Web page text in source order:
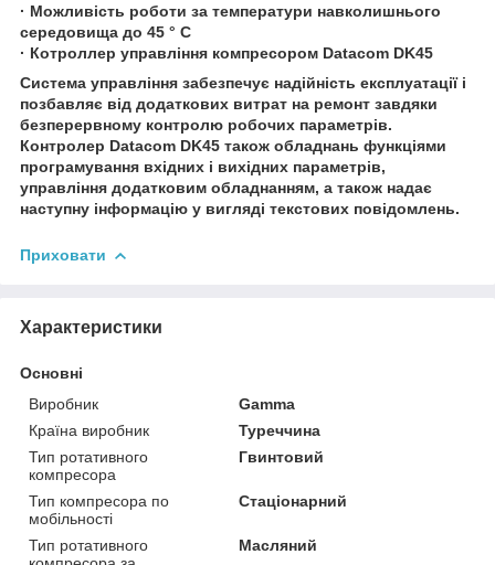
· Можливість роботи за температури навколишнього
середовища до 45 ° C
​​​​​​· Котроллер управління компресором Datacom DK45
Система управління забезпечує надійність експлуатації і
позбавляє від додаткових витрат на ремонт завдяки
безперервному контролю робочих параметрів.
Контролер Datacom DK45 також обладнань функціями
програмування вхідних і вихідних параметрів,
управління додатковим обладнанням, а також надає
наступну інформацію у вигляді текстових повідомлень.
Приховати
Характеристики
Основні
Виробник
Gamma
Країна виробник
Туреччина
Тип ротативного
компресора
Гвинтовий
Тип компресора по
мобільності
Стаціонарний
Тип ротативного
Масляний